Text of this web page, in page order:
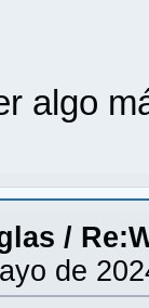
algo
/
de